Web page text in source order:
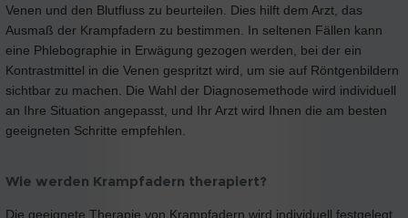
Venen und den Blutfluss zu beurteilen. Dies hilft dem Arzt, das
Ausmaß der Krampfadern zu bestimmen. In seltenen Fällen kann
eine Phlebographie in Erwägung gezogen werden, bei der ein
Kontrastmittel in die Venen gespritzt wird, um sie auf Röntgenbildern
sichtbar zu machen. Die Wahl der Diagnosemethode wird individuell
an Ihre Situation angepasst, und Ihr Arzt wird Ihnen die am besten
geeigneten Schritte empfehlen.
Wie werden Krampfadern therapiert?
Die geeignete Therapie von Krampfadern wird individuell festgelegt,